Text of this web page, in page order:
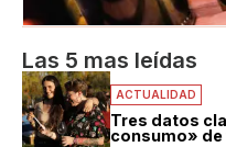
Las 5 mas leídas
ACTUALIDAD
Tres datos
consumo» de